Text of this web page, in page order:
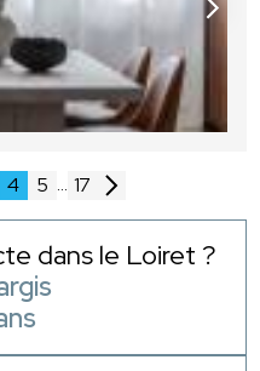
4 5 ... 17
dans le Loiret ?